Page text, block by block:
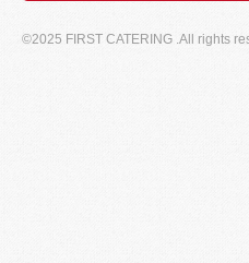
©2025 FIRST CATERING .All rights